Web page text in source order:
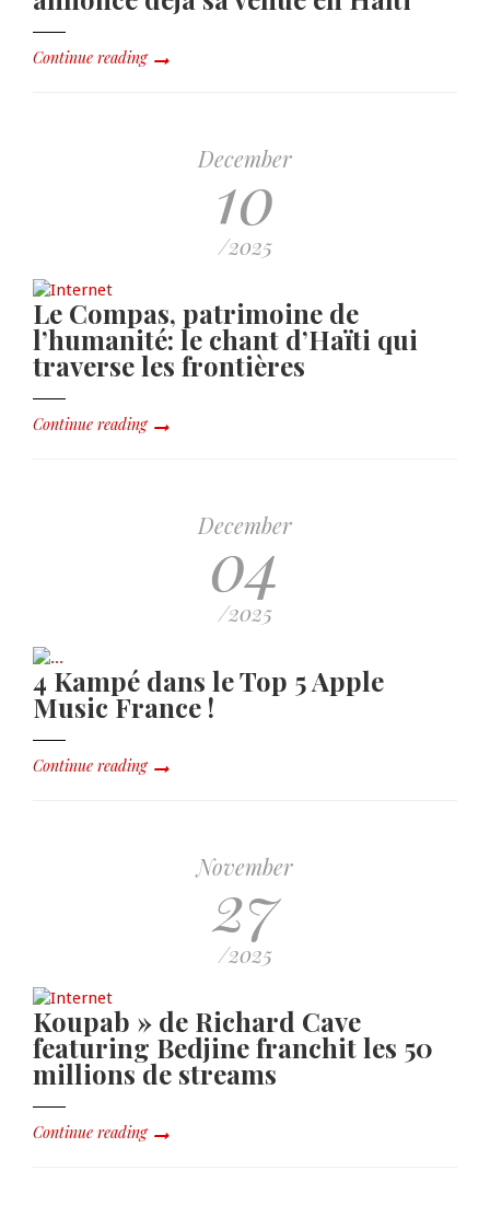
Continue reading
December
10
/2025
Le Compas, patrimoine de
l’humanité: le chant d’Haïti qui
traverse les frontières
Continue reading
December
04
/2025
4 Kampé dans le Top 5 Apple
Music France !
Continue reading
November
27
/2025
Koupab » de Richard Cave
featuring Bedjine franchit les 50
millions de streams
Continue reading